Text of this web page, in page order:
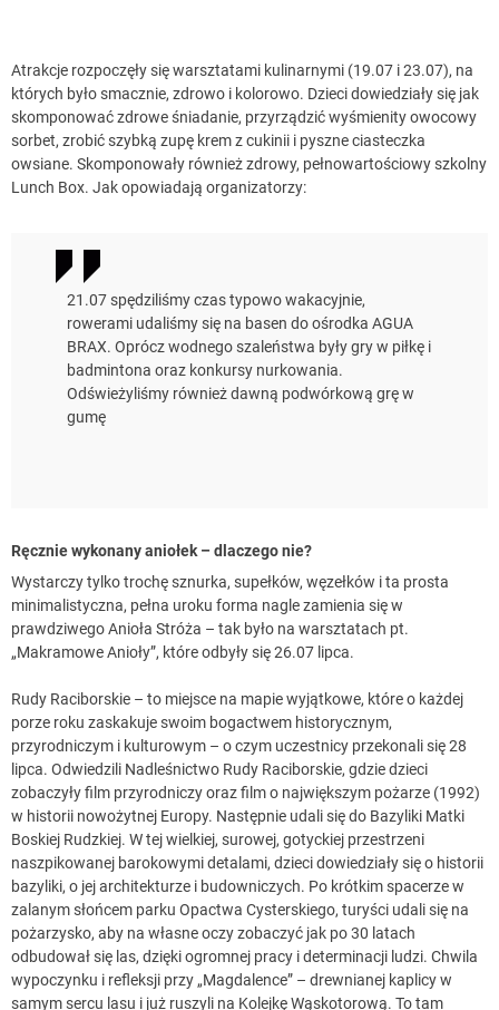
Atrakcje rozpoczęły się warsztatami kulinarnymi (19.07 i 23.07), na
których było smacznie, zdrowo i kolorowo. Dzieci dowiedziały się jak
skomponować zdrowe śniadanie, przyrządzić wyśmienity owocowy
sorbet, zrobić szybką zupę krem z cukinii i pyszne ciasteczka
owsiane. Skomponowały również zdrowy, pełnowartościowy szkolny
Lunch Box. Jak opowiadają organizatorzy:
21.07 spędziliśmy czas typowo wakacyjnie,
rowerami udaliśmy się na basen do ośrodka AGUA
BRAX. Oprócz wodnego szaleństwa były gry w piłkę i
badmintona oraz konkursy nurkowania.
Odświeżyliśmy również dawną podwórkową grę w
gumę
Ręcznie wykonany aniołek – dlaczego nie?
Wystarczy tylko trochę sznurka, supełków, węzełków i ta prosta
minimalistyczna, pełna uroku forma nagle zamienia się w
prawdziwego Anioła Stróża – tak było na warsztatach pt.
„Makramowe Anioły”, które odbyły się 26.07 lipca.
Rudy Raciborskie – to miejsce na mapie wyjątkowe, które o każdej
porze roku zaskakuje swoim bogactwem historycznym,
przyrodniczym i kulturowym – o czym uczestnicy przekonali się 28
lipca. Odwiedzili Nadleśnictwo Rudy Raciborskie, gdzie dzieci
zobaczyły film przyrodniczy oraz film o największym pożarze (1992)
w historii nowożytnej Europy. Następnie udali się do Bazyliki Matki
Boskiej Rudzkiej. W tej wielkiej, surowej, gotyckiej przestrzeni
naszpikowanej barokowymi detalami, dzieci dowiedziały się o historii
bazyliki, o jej architekturze i budowniczych. Po krótkim spacerze w
zalanym słońcem parku Opactwa Cysterskiego, turyści udali się na
pożarzysko, aby na własne oczy zobaczyć jak po 30 latach
odbudował się las, dzięki ogromnej pracy i determinacji ludzi. Chwila
wypoczynku i refleksji przy „Magdalence” – drewnianej kaplicy w
samym sercu lasu i już ruszyli na Kolejkę Wąskotorową. To tam